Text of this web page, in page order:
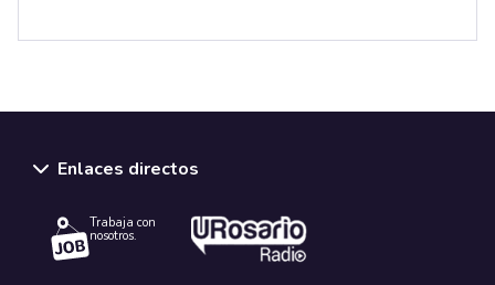
Enlaces directos
Trabaja con
nosotros.